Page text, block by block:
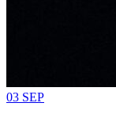
03 SEP